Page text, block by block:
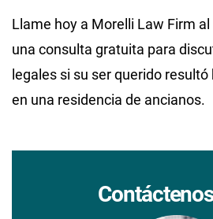
Llame hoy a Morelli Law Firm al
una consulta gratuita para
legales si su ser querido
en una residencia de ancianos.